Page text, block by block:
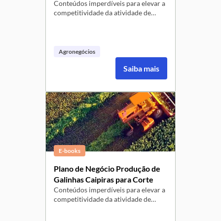
Coloridos
Conteúdos imperdíveis para elevar a
competitividade da atividade de
rural, com essa atividade que produz
ovos coloridos, que tem elevado
consumo no estado do Piauí.
Agronegócios
Saiba mais
E-books
Plano de Negócio Produção de
Galinhas Caipiras para Corte
Conteúdos imperdíveis para elevar a
competitividade da atividade de